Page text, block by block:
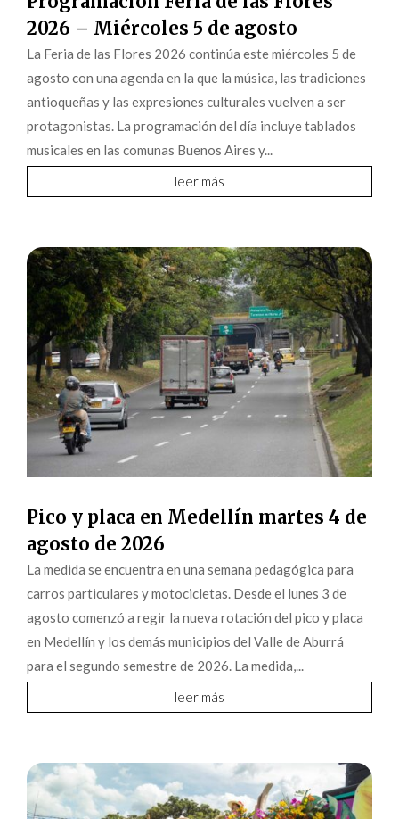
2026 – Miércoles 5 de agosto
La Feria de las Flores 2026 continúa este miércoles 5 de
agosto con una agenda en la que la música, las tradiciones
antioqueñas y las expresiones culturales vuelven a ser
protagonistas. La programación del día incluye tablados
musicales en las comunas Buenos Aires y...
leer más
Pico y placa en Medellín martes 4 de
agosto de 2026
La medida se encuentra en una semana pedagógica para
carros particulares y motocicletas. Desde el lunes 3 de
agosto comenzó a regir la nueva rotación del pico y placa
en Medellín y los demás municipios del Valle de Aburrá
para el segundo semestre de 2026. La medida,...
leer más